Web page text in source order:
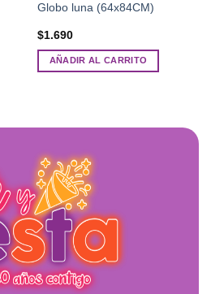
Globo luna (64x84CM)
$1.690
AÑADIR AL CARRITO